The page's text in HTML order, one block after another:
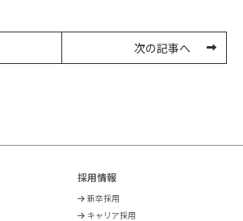
次の記事へ
採用情報
新卒採用
キャリア採用